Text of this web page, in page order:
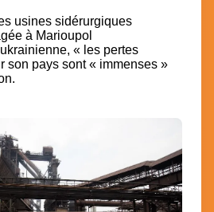
usines sidérurgiques
à Marioupol
« les pertes
son pays sont « immenses »